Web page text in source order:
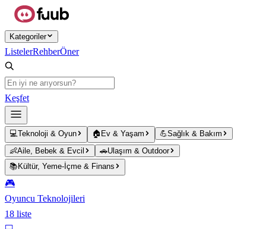
Ana içeriğe atla
Kategoriler
ListelerRehberÖner
Keşfet
💻Teknoloji & Oyun 🏠 Ev & Yaşam 💪Sağlık & Bakım
👶Aile, Bebek & Evcil 🚗Ulaşım & Outdoor
📚 Kültür, Yeme-İçme & Finans
🎮
Oyuncu Teknolojileri
18 liste